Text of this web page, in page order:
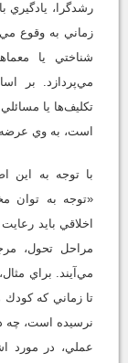
رشدگرا،
زماني به وقوع
شناختي يا
مي‌پردازد. بر
تكليف‌ها يا
است، به وي
با توجه به اين
«توجه به توان
اخلاقي بايد
مراحل تحول،
مي‌آيند. براي
تا زماني كه
نرسيده است، چه
عملي، در مورد